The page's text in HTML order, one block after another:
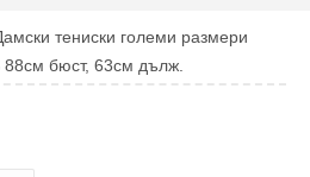
тениски големи размери
88см бюст, 63см дълж.